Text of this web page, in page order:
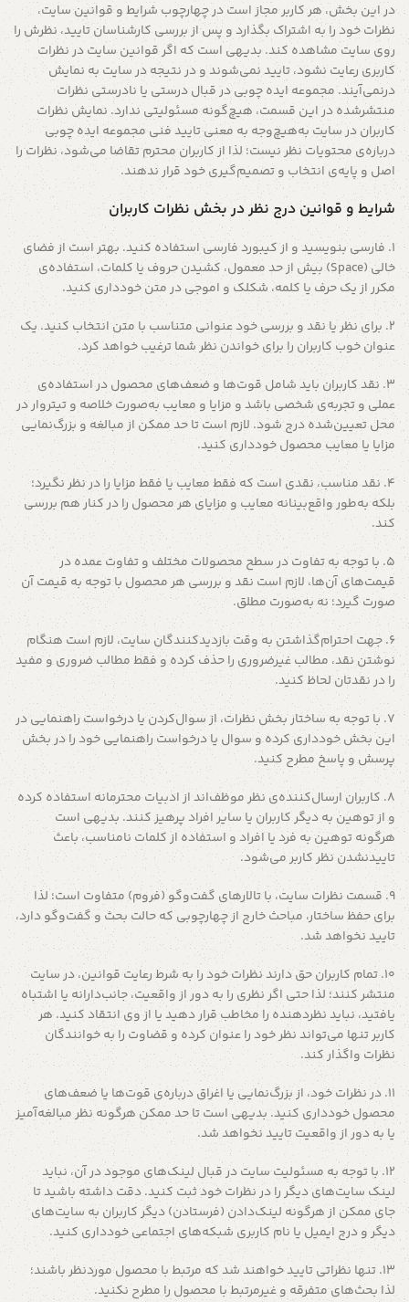
در این بخش، هر کاربر مجاز است در چهارچوب شرایط و قوانین سایت،
نظرات خود را به اشتراک بگذارد و پس از بررسی کارشناسان تایید، نظرش را
روی سایت مشاهده کند. بدیهی است که اگر قوانین سایت در نظرات
کاربری رعایت نشود، تایید نمی‌شوند و در نتیجه در سایت به نمایش
درنمی‌آیند. مجموعه ایده چوبی در قبال درستی یا نادرستی نظرات
منتشرشده در این قسمت، هیچ‌گونه مسئولیتی ندارد. نمایش نظرات
کاربران در سایت به‌هیچ‌وجه به معنی تایید فنی مجموعه ایده چوبی
درباره‌ی محتویات نظر نیست؛ لذا از کاربران محترم تقاضا می‌شود، نظرات را
اصل و پایه‌ی انتخاب و تصمیم‌گیری خود قرار ندهند.
شرایط و قوانین درج نظر در بخش نظرات کاربران
۱. فارسی بنویسید و از کیبورد فارسی استفاده کنید. بهتر است از فضای
خالی (Space) بیش از حد معمول، کشیدن حروف یا کلمات، استفاده‌ی
مکرر از یک حرف یا کلمه، شکلک و اموجی در متن خودداری کنید.
۲. برای نظر یا نقد و بررسی خود عنوانی متناسب با متن انتخاب کنید. یک
عنوان خوب کاربران را برای خواندن نظر شما ترغیب خواهد کرد.
۳. نقد کاربران باید شامل قوت‌ها و ضعف‌های محصول در استفاده‌ی
عملی و تجربه‌ی شخصی باشد و مزایا و معایب به‌صورت خلاصه و تیتروار در
محل تعیین‌شده درج شود. لازم است تا حد ممکن از مبالغه و بزرگ‌نمایی
مزایا یا معایب محصول خودداری کنید.
۴. نقد مناسب، نقدی است که فقط معایب یا فقط مزایا را در نظر نگیرد؛
بلکه به‌طور واقع‌بینانه معایب و مزایای هر محصول را در کنار هم بررسی
کند.
۵. با توجه به تفاوت در سطح محصولات مختلف و تفاوت عمده در
قیمت‌های آن‌ها، لازم است نقد و بررسی هر محصول با توجه به قیمت آن
صورت گیرد؛ نه به‌صورت مطلق.
۶. جهت احترام‌گذاشتن به وقت بازدیدکنندگان سایت، لازم است هنگام
نوشتن نقد، مطالب غیرضروری را حذف کرده و فقط مطالب ضروری و مفید
را در نقدتان لحاظ کنید.
۷. با توجه به ساختار بخش نظرات، از سوال‌کردن یا درخواست راهنمایی در
این بخش خودداری کرده و سوال یا درخواست راهنمایی خود را در بخش
پرسش و پاسخ مطرح کنید.
۸. کاربران ارسال‌کننده‌ی نظر موظف‌اند از ادبیات محترمانه استفاده کرده
و از توهین به دیگر کاربران یا سایر افراد پرهیز کنند. بدیهی است
هرگونه توهین به فرد یا افراد و استفاده از کلمات نامناسب، باعث
تاییدنشدن نظر کاربر می‌شود.
۹. قسمت نظرات سایت، با تالارهای گفت‌وگو (فروم) متفاوت است؛ لذا
برای حفظ ساختار، مباحث خارج از چهارچوبی که حالت بحث و گفت‌وگو دارد،
تایید نخواهد شد.
۱۰. تمام کاربران حق دارند نظرات خود را به شرط رعایت قوانین، در سایت
منتشر کنند؛ لذا حتی اگر نظری را به دور از واقعیت، جانب‌دارانه یا اشتباه
یافتید، نباید نظردهنده را مخاطب قرار دهید یا از وی انتقاد کنید. هر
کاربر تنها می‌تواند نظر خود را عنوان کرده و قضاوت را به خوانندگان
نظرات واگذار کند.
11. در نظرات خود، از بزرگ‌نمایی یا اغراق درباره‌ی قوت‌ها یا ضعف‌های
محصول خودداری کنید. بدیهی است تا حد ممکن هرگونه نظر مبالغه‌آمیز
یا به دور از واقعیت تایید نخواهد شد.
۱2. با توجه به مسئولیت سایت در قبال لینک‌های موجود در آن، نباید
لینک سایت‌های دیگر را در نظرات خود ثبت کنید. دقت داشته باشید تا
جای ممکن از هرگونه لینک‌دادن (فرستادن) دیگر کاربران به سایت‌های
دیگر و درج ایمیل یا نام کاربری شبکه‌های اجتماعی خودداری کنید.
۱3. تنها نظراتی تایید خواهند شد که مرتبط با محصول موردنظر باشند؛
لذا بحث‌های متفرقه و غیرمرتبط با محصول را مطرح نکنید.